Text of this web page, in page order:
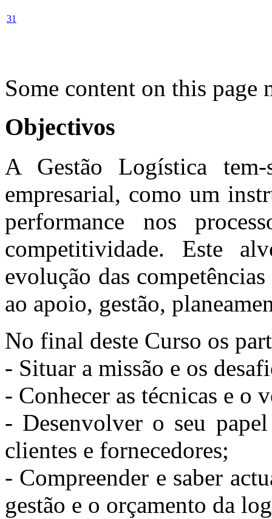
31
Some content on this page
Objectivos
A Gestão Logística
empresarial, como um
performance nos
competitividade. Este
evolução das
ao apoio, gestão,
No final deste Curso os
- Situar a missão e os
- Conhecer as técnicas e o
- Desenvolver o seu
clientes e fornecedores;
- Compreender e saber
gestão e o orçamento da